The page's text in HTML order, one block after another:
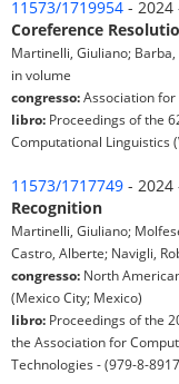
11573/1719954 - 2024
Coreference
Martinelli, Giuliano;
in volume
congresso:Association for
libro: Proceedings of the
Computational Linguistics
11573/1717749 - 2024
Recognition
Martinelli, Giuliano;
Castro, Alberte; Navigli,
congresso: North
(Mexico City; Mexico)
libro: Proceedings of the
the Association for
Technologies - (979-8-